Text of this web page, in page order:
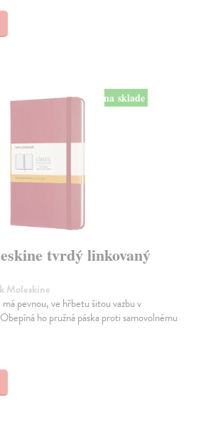
na sklade
tvrdý linkovaný
Moleskine
pevnou, ve hřbetu šitou vazbu v
ho pružná páska proti samovolnému